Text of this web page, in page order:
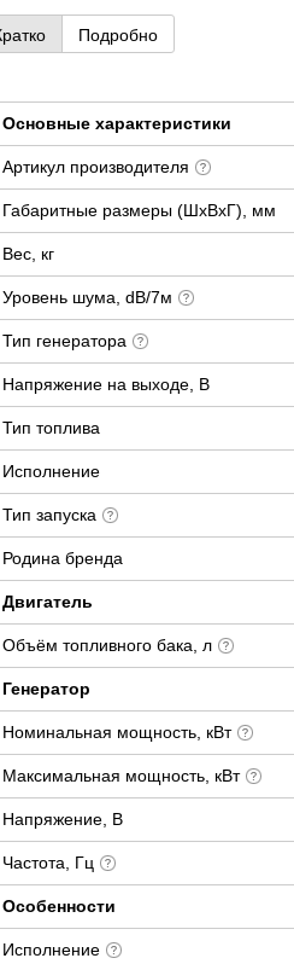
Подробно
Основные характеристики
Артикул производителя
Габаритные размеры (ШхВхГ), мм
Вес, кг
Уровень шума, dB/7м
Тип генератора
Напряжение на выходе, В
Тип топлива
Исполнение
Тип запуска
Родина бренда
Двигатель
Объём топливного бака, л
Генератор
Номинальная мощность, кВт
Максимальная мощность, кВт
Напряжение, В
Частота, Гц
Особенности
Исполнение